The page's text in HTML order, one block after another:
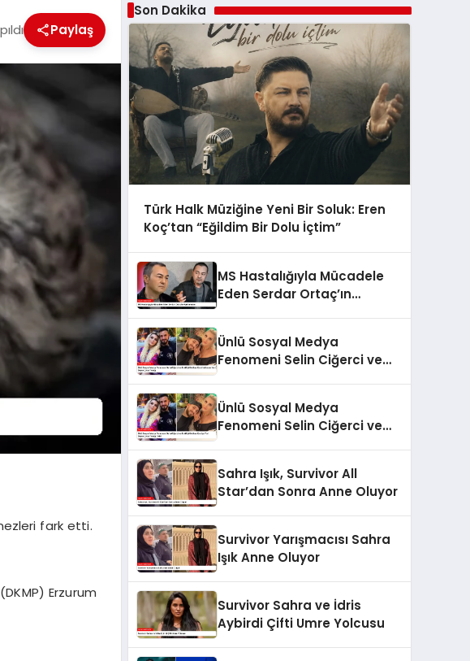
Paylaş
fark etti.
Erzurum
Son Dakika
Türk Halk Müziğine Yeni Bir Soluk: Eren
Koç’tan “Eğildim Bir Dolu İçtim”
MS Hastalığıyla Mücadele
Eden Serdar Ortaç’ın
Ünlü Sosyal Medya
Fenomeni Selin Ciğerci ve
Yasağı
Ünlü Sosyal Medya
Fenomeni Selin Ciğerci ve
Sahra Işık, Survivor All
Star’dan Sonra Anne Oluyor
Survivor Yarışmacısı Sahra
Işık Anne Oluyor
Survivor Sahra ve İdris
Aybirdi Çifti Umre Yolcusu